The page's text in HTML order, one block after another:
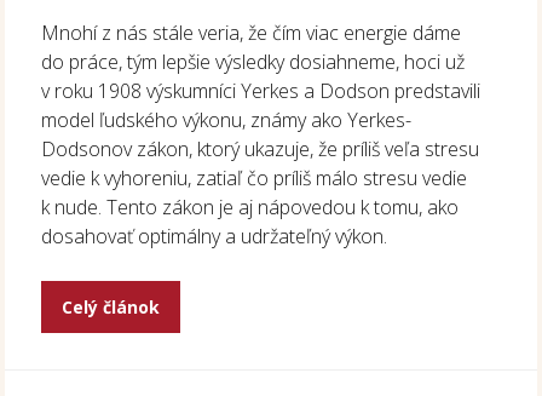
Mnohí z nás stále veria, že čím viac energie dáme
do práce, tým lepšie výsledky dosiahneme, hoci už
v roku 1908 výskumníci Yerkes a Dodson predstavili
model ľudského výkonu, známy ako Yerkes-
Dodsonov zákon, ktorý ukazuje, že príliš veľa stresu
vedie k vyhoreniu, zatiaľ čo príliš málo stresu vedie
k nude. Tento zákon je aj nápovedou k tomu, ako
dosahovať optimálny a udržateľný výkon.
Celý článok